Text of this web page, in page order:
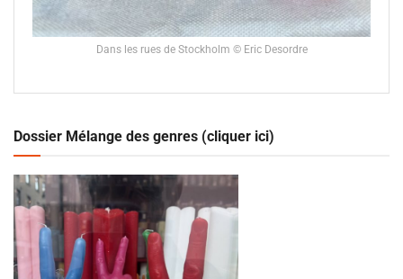
Dans les rues de Stockholm © Eric Desordre
Dossier Mélange des genres (cliquer ici)